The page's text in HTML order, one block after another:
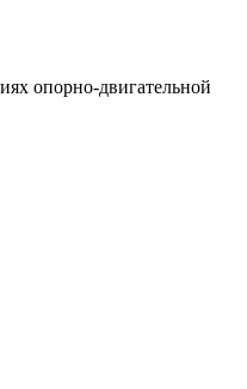
опорно-двигательной